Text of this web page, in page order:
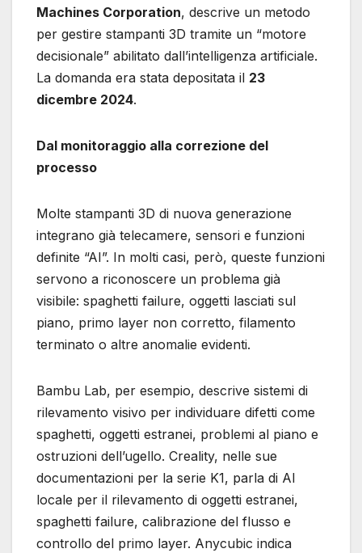
Machines Corporation, descrive un metodo
per gestire stampanti 3D tramite un “motore
decisionale” abilitato dall’intelligenza artificiale.
La domanda era stata depositata il 23
dicembre 2024.
Dal monitoraggio alla correzione del
processo
Molte stampanti 3D di nuova generazione
integrano già telecamere, sensori e funzioni
definite “AI”. In molti casi, però, queste funzioni
servono a riconoscere un problema già
visibile: spaghetti failure, oggetti lasciati sul
piano, primo layer non corretto, filamento
terminato o altre anomalie evidenti.
Bambu Lab, per esempio, descrive sistemi di
rilevamento visivo per individuare difetti come
spaghetti, oggetti estranei, problemi al piano e
ostruzioni dell’ugello. Creality, nelle sue
documentazioni per la serie K1, parla di AI
locale per il rilevamento di oggetti estranei,
spaghetti failure, calibrazione del flusso e
controllo del primo layer. Anycubic indica